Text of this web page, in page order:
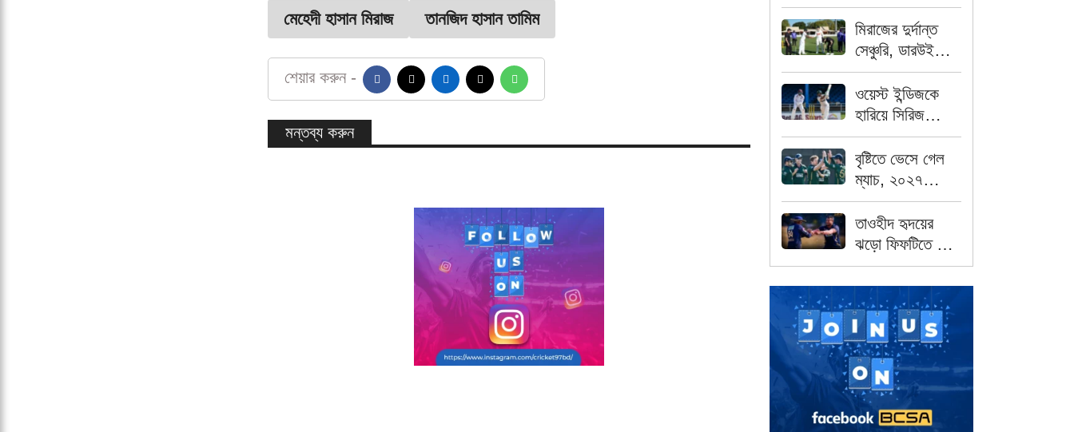
মেহেদী হাসান মিরাজ তানজিদ হাসান তামিম
শেয়ার করুন -
মন্তব্য করুন
খেলার- মিরাজ
মিরাজের দুর্দান্ত
সেঞ্চুরি, ডারউইনে
প্রথম দিনে ২৬৩
রানে গুটিয়ে গেল
বাংলাদেশ
ওয়েস্ট ইন্ডিজকে
হারিয়ে সিরিজ
সমতায় ফেরাল
পাকিস্তান
বৃষ্টিতে ভেসে গেল
ম্যাচ, ২০২৭
বিশ্বকাপে সরাসরি
খেলার আশা শেষ
আয়ারল্যান্ডের
তাওহীদ হৃদয়ের
ঝড়ো ফিফটিতে জয়
পেল জাফনা কিংস